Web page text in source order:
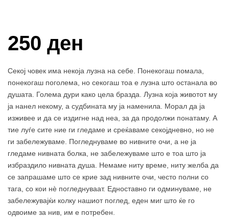
250 ден
Секој човек има некоја лузна на себе. Понекогаш помала,
понекогаш поголема, но секогаш тоа е лузна што останала во
душата. Голема дури како цела бразда. Лузна која животот му
ја нанел некому, а судбината му ја наменила. Морал да ја
изживее и да се издигне над неа, за да продолжи понатаму. А
тие луѓе сите ние ги гледаме и среќаваме секојдневно, но не
ги забележуваме. Погледнуваме во нивните очи, а не ја
гледаме нивната болка, не забележуваме што е тоа што ја
избраздило нивната душа. Немаме ниту време, ниту желба да
се запрашаме што се крие зад нивните очи, често полни со
тага, со кои нѐ погледнуваат. Едноставно ги одминуваме, не
забележувајќи колку нашиот поглед, еден миг што ќе го
одвоиме за нив, им е потребен.